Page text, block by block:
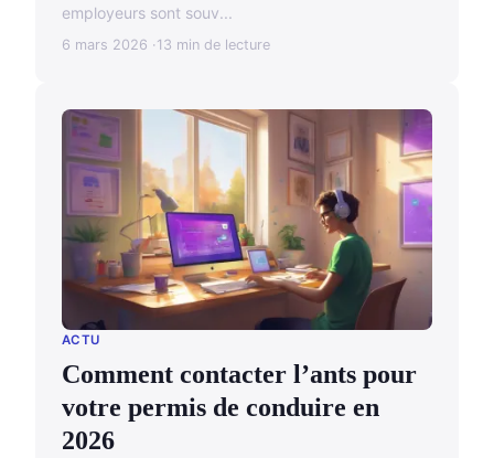
employeurs sont souv...
6 mars 2026 13 min de lecture
ACTU
Comment contacter l’ants pour
votre permis de conduire en
2026